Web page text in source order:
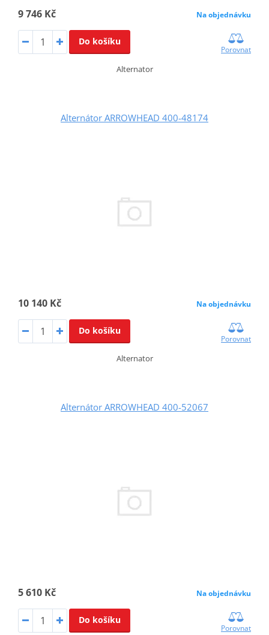
9 746 Kč Na objednávku
Do košíku
Porovnat
Alternator
Alternátor ARROWHEAD 400-48174
10 140 Kč Na objednávku
Do košíku
Porovnat
Alternator
Alternátor ARROWHEAD 400-52067
5 610 Kč Na objednávku
Do košíku
Porovnat